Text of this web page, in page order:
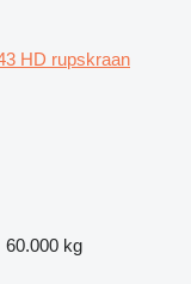
HD rupskraan
60.000 kg